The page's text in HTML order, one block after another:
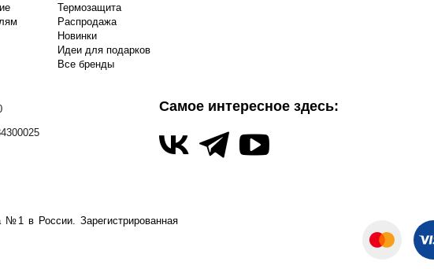
Термозащита
Распродажа
Новинки
Идеи для подарков
Все бренды
Самое интересное здесь:
№1 в России. Зарегистрированная